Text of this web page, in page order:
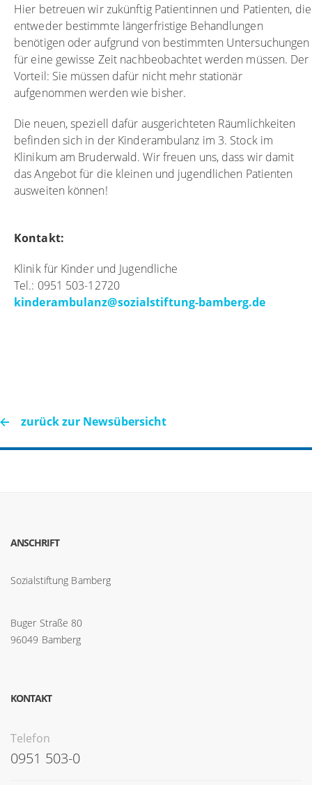
Hier betreuen wir zukünftig Patientinnen und Patienten, die
entweder bestimmte längerfristige Behandlungen
benötigen oder aufgrund von bestimmten Untersuchungen
für eine gewisse Zeit nachbeobachtet werden müssen. Der
Vorteil: Sie müssen dafür nicht mehr stationär
aufgenommen werden wie bisher.
Die neuen, speziell dafür ausgerichteten Räumlichkeiten
befinden sich in der Kinderambulanz im 3. Stock im
Klinikum am Bruderwald. Wir freuen uns, dass wir damit
das Angebot für die kleinen und jugendlichen Patienten
ausweiten können!
Kontakt:
Klinik für Kinder und Jugendliche
Tel.: 0951 503-12720
kinderambulanz@sozialstiftung-bamberg.de
zurück zur Newsübersicht
ANSCHRIFT
Sozialstiftung Bamberg
Buger Straße 80
96049 Bamberg
KONTAKT
Telefon
0951 503-0